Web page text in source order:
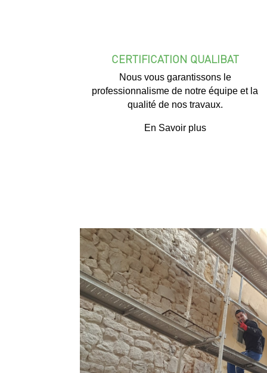
CERTIFICATION QUALIBAT
Nous vous garantissons le
professionnalisme de notre équipe et la
qualité de nos travaux.
En Savoir plus